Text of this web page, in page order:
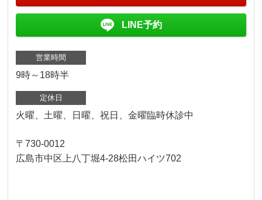
LINE予約
営業時間
9時～18時半
定休日
火曜、土曜、日曜、祝日、金曜臨時休診中
〒730-0012
広島市中区上八丁堀4-28松田ハイツ702